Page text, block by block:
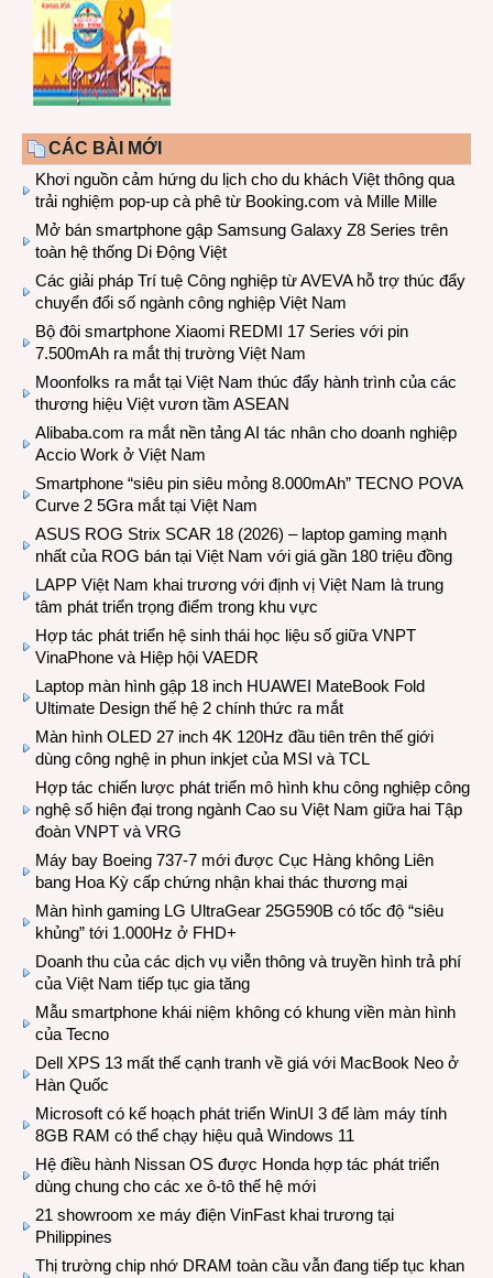
CÁC BÀI MỚI
Khơi nguồn cảm hứng du lịch cho du khách Việt thông qua
trải nghiệm pop-up cà phê từ Booking.com và Mille Mille
Mở bán smartphone gập Samsung Galaxy Z8 Series trên
toàn hệ thống Di Động Việt
Các giải pháp Trí tuệ Công nghiệp từ AVEVA hỗ trợ thúc đẩy
chuyển đổi số ngành công nghiệp Việt Nam
Bộ đôi smartphone Xiaomi REDMI 17 Series với pin
7.500mAh ra mắt thị trường Việt Nam
Moonfolks ra mắt tại Việt Nam thúc đẩy hành trình của các
thương hiệu Việt vươn tầm ASEAN
Alibaba.com ra mắt nền tảng AI tác nhân cho doanh nghiệp
Accio Work ở Việt Nam
Smartphone “siêu pin siêu mỏng 8.000mAh” TECNO POVA
Curve 2 5Gra mắt tại Việt Nam
ASUS ROG Strix SCAR 18 (2026) – laptop gaming mạnh
nhất của ROG bán tại Việt Nam với giá gần 180 triệu đồng
LAPP Việt Nam khai trương với định vị Việt Nam là trung
tâm phát triển trọng điểm trong khu vực
Hợp tác phát triển hệ sinh thái học liệu số giữa VNPT
VinaPhone và Hiệp hội VAEDR
Laptop màn hình gập 18 inch HUAWEI MateBook Fold
Ultimate Design thế hệ 2 chính thức ra mắt
Màn hình OLED 27 inch 4K 120Hz đầu tiên trên thế giới
dùng công nghệ in phun inkjet của MSI và TCL
Hợp tác chiến lược phát triển mô hình khu công nghiệp công
nghệ số hiện đại trong ngành Cao su Việt Nam giữa hai Tập
đoàn VNPT và VRG
Máy bay Boeing 737-7 mới được Cục Hàng không Liên
bang Hoa Kỳ cấp chứng nhận khai thác thương mại
Màn hình gaming LG UltraGear 25G590B có tốc độ “siêu
khủng” tới 1.000Hz ở FHD+
Doanh thu của các dịch vụ viễn thông và truyền hình trả phí
của Việt Nam tiếp tục gia tăng
Mẫu smartphone khái niệm không có khung viền màn hình
của Tecno
Dell XPS 13 mất thế cạnh tranh về giá với MacBook Neo ở
Hàn Quốc
Microsoft có kế hoạch phát triển WinUI 3 để làm máy tính
8GB RAM có thể chạy hiệu quả Windows 11
Hệ điều hành Nissan OS được Honda hợp tác phát triển
dùng chung cho các xe ô-tô thế hệ mới
21 showroom xe máy điện VinFast khai trương tại
Philippines
Thị trường chip nhớ DRAM toàn cầu vẫn đang tiếp tục khan